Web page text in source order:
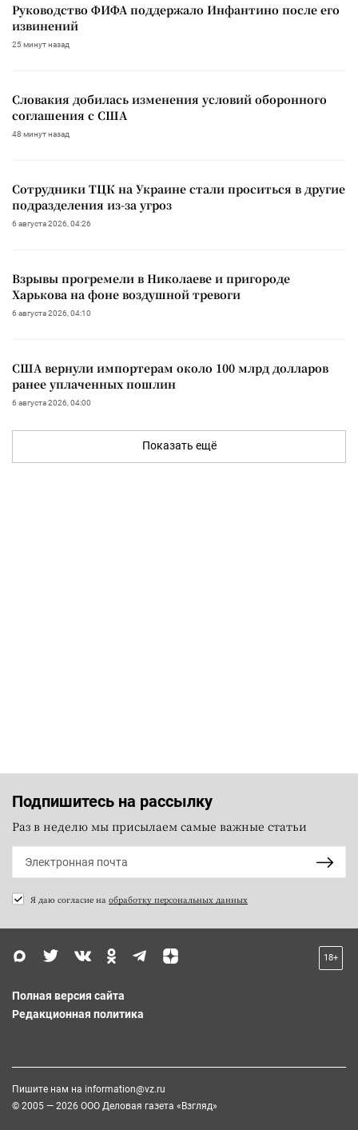
Руководство ФИФА поддержало Инфантино после его
извинений
25 минут назад
Словакия добилась изменения условий оборонного
соглашения с США
48 минут назад
Сотрудники ТЦК на Украине стали проситься в другие
подразделения из-за угроз
6 августа 2026, 04:26
Взрывы прогремели в Николаеве и пригороде
Харькова на фоне воздушной тревоги
6 августа 2026, 04:10
США вернули импортерам около 100 млрд долларов
ранее уплаченных пошлин
6 августа 2026, 04:00
Показать ещё
Подпишитесь на рассылку
Раз в неделю мы присылаем самые важные статьи
Я даю согласие на обработку персональных данных
18+
Полная версия сайта
Редакционная политика
Пишите нам на information@vz.ru
© 2005 — 2026 ООО Деловая газета «Взгляд»